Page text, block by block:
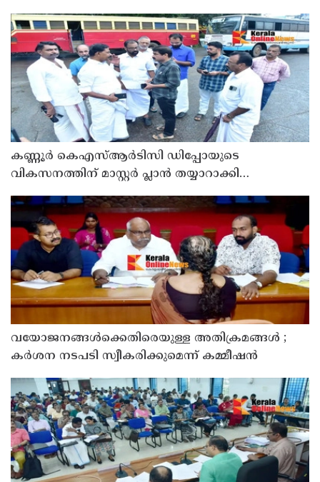
കണ്ണൂർ കെഎസ്ആർടിസി ഡിപ്പോയുടെ
വികസനത്തിന് മാസ്റ്റർ പ്ലാൻ തയ്യാറാക്കി
വയോജനങ്ങൾക്കെതിരെയുള്ള അതിക്രമങ്ങൾ ;
കർശന നടപടി സ്വീകരിക്കുമെന്ന് കമ്മീഷൻ